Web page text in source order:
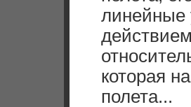
линейные
которая
полета...